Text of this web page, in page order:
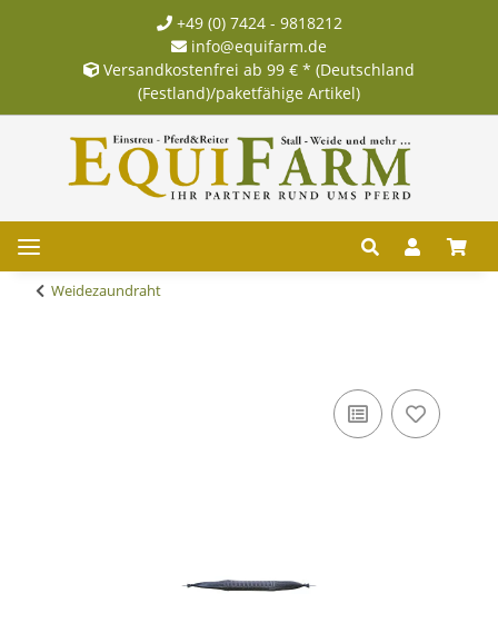
+49 (0) 7424 - 9818212
info@equifarm.de
Versandkostenfrei ab 99 € * (Deutschland
(Festland)/paketfähige Artikel)
Weidezaundraht